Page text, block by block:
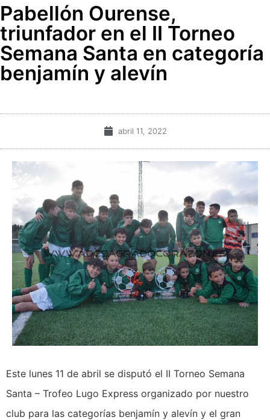
Pabellón Ourense,
triunfador en el II Torneo
Semana Santa en categoría
benjamín y alevín
abril 11, 2022
Este lunes 11 de abril se disputó el II Torneo Semana
Santa – Trofeo Lugo Express organizado por nuestro
club para las categorías benjamín y alevín y el gran